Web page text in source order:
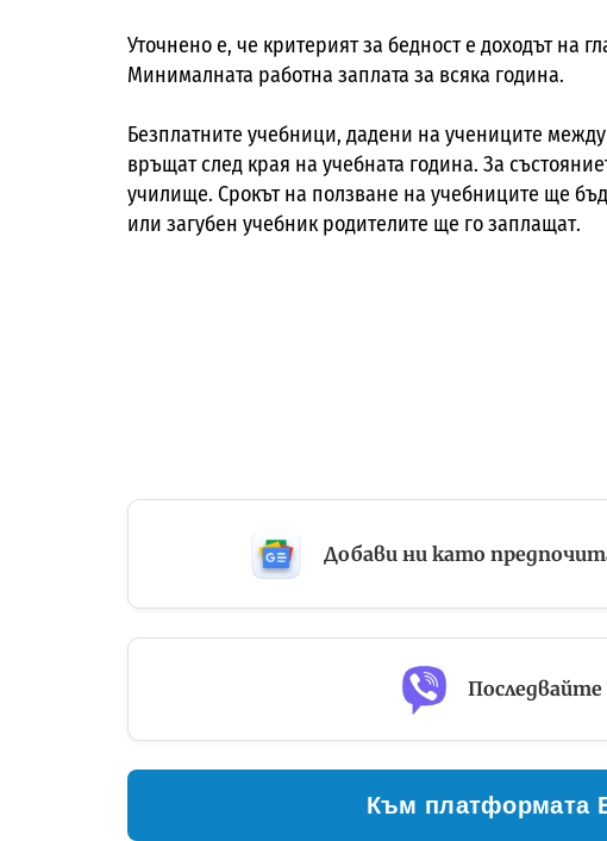
Уточнено е, че критерият за бедност е доходът на
Минималната работна заплата за всяка година.
Безплатните учебници, дадени на учениците
връщат след края на учебната година. За
училище. Срокът на ползване на учебниците ще
или загубен учебник родителите ще го заплащат.
Добави ни като
Към платформата